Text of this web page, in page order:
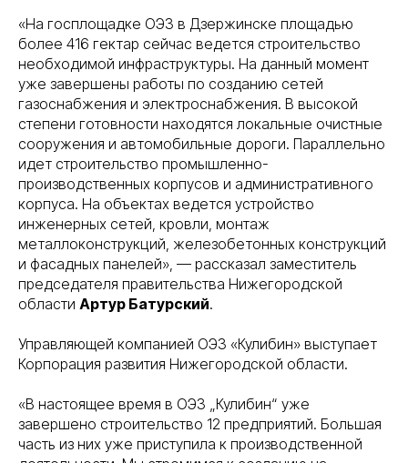
«На госплощадке ОЭЗ в Дзержинске площадью
более 416 гектар сейчас ведется строительство
необходимой инфраструктуры. На данный момент
уже завершены работы по созданию сетей
газоснабжения и электроснабжения. В высокой
степени готовности находятся локальные очистные
сооружения и автомобильные дороги. Параллельно
идет строительство промышленно-
производственных корпусов и административного
корпуса. На объектах ведется устройство
инженерных сетей, кровли, монтаж
металлоконструкций, железобетонных конструкций
и фасадных панелей», — рассказал заместитель
председателя правительства Нижегородской
области Артур Батурский.
Управляющей компанией ОЭЗ «Кулибин» выступает
Корпорация развития Нижегородской области.
«В настоящее время в ОЭЗ „Кулибин“ уже
завершено строительство 12 предприятий. Большая
часть из них уже приступила к производственной